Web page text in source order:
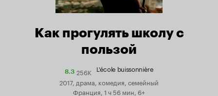
Как прогулять школу с
пользой
8.3Рейтинг
Кинопоиска
8.3
256K L'école buissonnière
2017, драма, комедия, семейный
Франция, 1 ч 56 мин, 6+